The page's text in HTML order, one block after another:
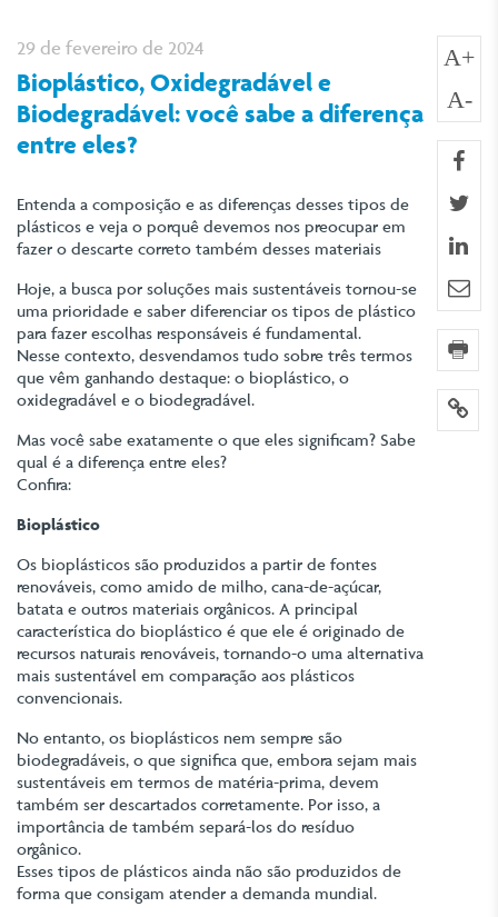
A+
A-
e-
29 de fevereiro de 2024
Bioplástico, Oxidegradável e
Biodegradável: você sabe a diferença
entre eles?
Entenda a composição e as diferenças desses tipos de
plásticos e veja o porquê devemos nos preocupar em
fazer o descarte correto também desses materiais
Hoje, a busca por soluções mais sustentáveis tornou-se
uma prioridade e saber diferenciar os tipos de plástico
para fazer escolhas responsáveis é fundamental.
Nesse contexto, desvendamos tudo sobre três termos
que vêm ganhando destaque: o bioplástico, o
oxidegradável e o biodegradável.
Mas você sabe exatamente o que eles significam? Sabe
qual é a diferença entre eles?
Confira:
Bioplástico
Os bioplásticos são produzidos a partir de fontes
renováveis, como amido de milho, cana-de-açúcar,
batata e outros materiais orgânicos. A principal
característica do bioplástico é que ele é originado de
recursos naturais renováveis, tornando-o uma alternativa
mais sustentável em comparação aos plásticos
convencionais.
No entanto, os bioplásticos nem sempre são
biodegradáveis, o que significa que, embora sejam mais
sustentáveis em termos de matéria-prima, devem
também ser descartados corretamente. Por isso, a
importância de também separá-los do resíduo
orgânico.
Esses tipos de plásticos ainda não são produzidos de
forma que consigam atender a demanda mundial.